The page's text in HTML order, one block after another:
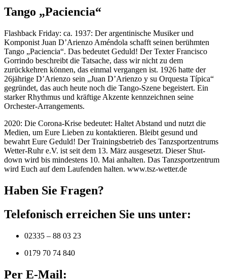
Tango „Paciencia“
Flashback Friday: ca. 1937: Der argentinische Musiker und
Komponist Juan D’Arienzo Améndola schafft seinen berühmten
Tango „Paciencia“. Das bedeutet Geduld! Der Texter Francisco
Gorrindo beschreibt die Tatsache, dass wir nicht zu dem
zurückkehren können, das einmal vergangen ist. 1926 hatte der
26jährige D’Arienzo sein „Juan D’Arienzo y su Orquesta Típica“
gegründet, das auch heute noch die Tango-Szene begeistert. Ein
starker Rhythmus und kräftige Akzente kennzeichnen seine
Orchester-Arrangements.
2020: Die Corona-Krise bedeutet: Haltet Abstand und nutzt die
Medien, um Eure Lieben zu kontaktieren. Bleibt gesund und
bewahrt Eure Geduld! Der Trainingsbetrieb des Tanzsportzentrums
Wetter-Ruhr e.V. ist seit dem 13. März ausgesetzt. Dieser Shut-
down wird bis mindestens 10. Mai anhalten. Das Tanzsportzentrum
wird Euch auf dem Laufenden halten. www.tsz-wetter.de
Haben Sie Fragen?
Telefonisch erreichen Sie uns unter:
02335 – 88 03 23
0179 70 74 840
Per E-Mail: